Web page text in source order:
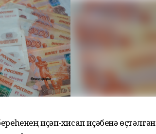
иҫәп-хисап иҫәбенә өҫтәлгән